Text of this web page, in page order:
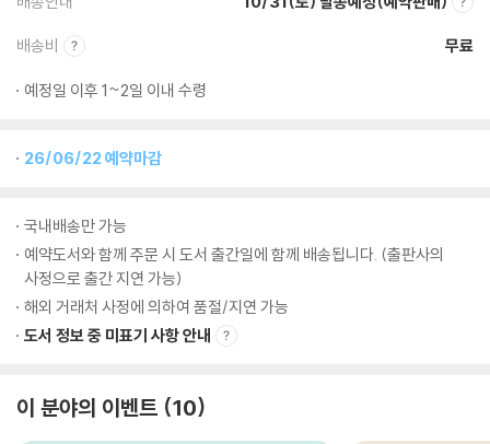
배송비 무료
예정일 이후 1~2일 이내 수령
26/06/22 예약마감
국내배송만 가능
예약도서와 함께 주문 시 도서 출간일에 함께 배송됩니다. (출판사의
사정으로 출간 지연 가능)
해외 거래처 사정에 의하여 품절/지연 가능
도서 정보 중 미표기 사항 안내
이 분야의 이벤트 10